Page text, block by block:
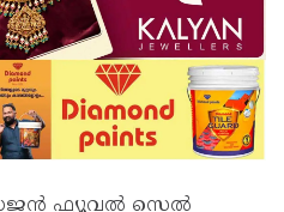
ഫ്യൂവൽ സെൽ